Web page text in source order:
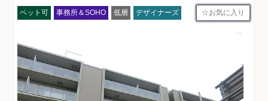
ペット可 事務所＆SOHO 低層 デザイナーズ お気に入り